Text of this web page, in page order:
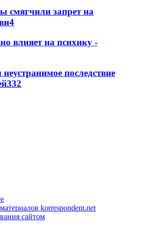
смягчили запрет на
4
влияет на психику -
последствие
332
korrespondent.net
сайтом